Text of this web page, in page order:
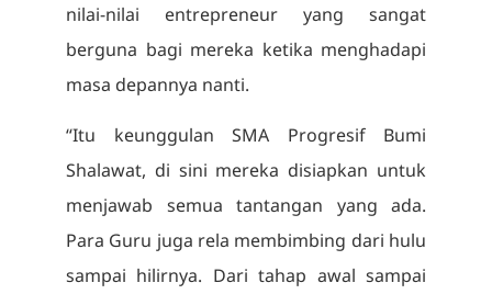
nilai-nilai entrepreneur yang sangat
berguna bagi mereka ketika menghadapi
masa depannya nanti.
“Itu keunggulan SMA Progresif Bumi
Shalawat, di sini mereka disiapkan untuk
menjawab semua tantangan yang ada.
Para Guru juga rela membimbing dari hulu
sampai hilirnya. Dari tahap awal sampai